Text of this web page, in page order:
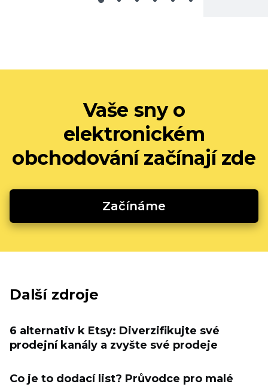
Vaše sny o
elektronickém
obchodování začínají zde
Začínáme
Další zdroje
6 alternativ k Etsy: Diverzifikujte své
prodejní kanály a zvyšte své prodeje
Co je to dodací list? Průvodce pro malé